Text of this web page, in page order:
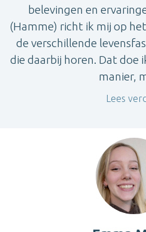
belevingen en
(Hamme) richt ik mij op
de verschillende
die daarbij horen. Dat doe
manier,
Lees